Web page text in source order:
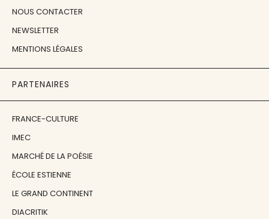
NOUS CONTACTER
NEWSLETTER
MENTIONS LÉGALES
PARTENAIRES
FRANCE-CULTURE
IMEC
MARCHÉ DE LA POÉSIE
ÉCOLE ESTIENNE
LE GRAND CONTINENT
DIACRITIK